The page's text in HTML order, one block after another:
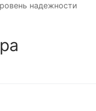
надежности